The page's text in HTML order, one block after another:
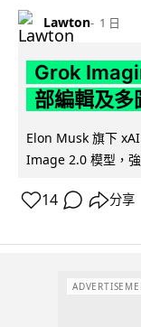
Lawton 1 日
Grok
部編輯及多
Elon Musk 旗下
Image 2.0 模型，
14 分享